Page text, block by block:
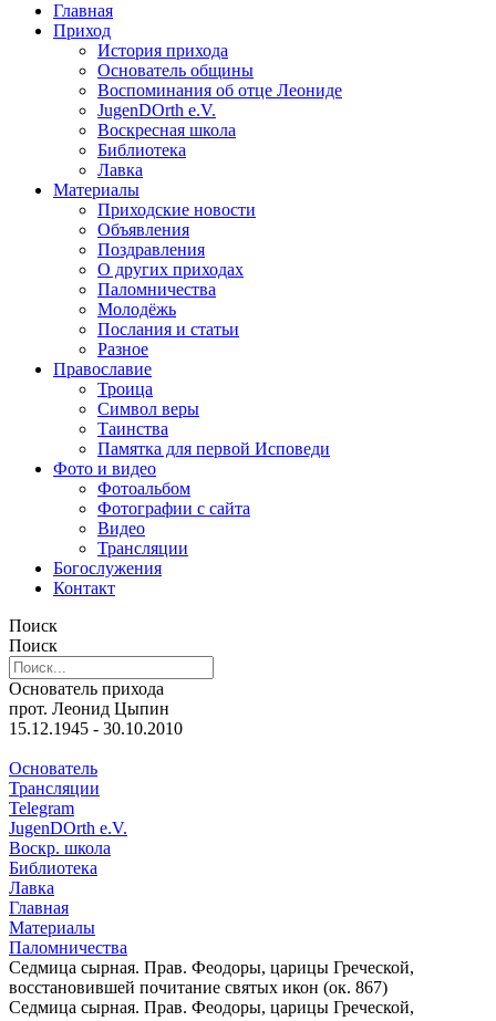
Главная
Приход
История прихода
Основатель общины
Воспоминания об отце Леониде
JugenDOrth e.V.
Воскресная школа
Библиотека
Лавка
Материалы
Приходские новости
Объявления
Поздравления
О других приходах
Паломничества
Молодёжь
Послания и статьи
Разное
Православие
Троица
Символ веры
Таинства
Памятка для первой Исповеди
Фото и видео
Фотоальбом
Фотографии с сайта
Видео
Трансляции
Богослужения
Контакт
Поиск
Поиск
Основатель прихода
прот. Леонид Цыпин
15.12.1945 - 30.10.2010
Основатель
Трансляции
Telegram
JugenDOrth e.V.
Воскр. школа
Библиотека
Лавка
Главная
Материалы
Паломничества
Седмица cырная. Прав. Феодоры, царицы Греческой,
восстановившей почитание святых икон (ок. 867)
Седмица cырная. Прав. Феодоры, царицы Греческой,